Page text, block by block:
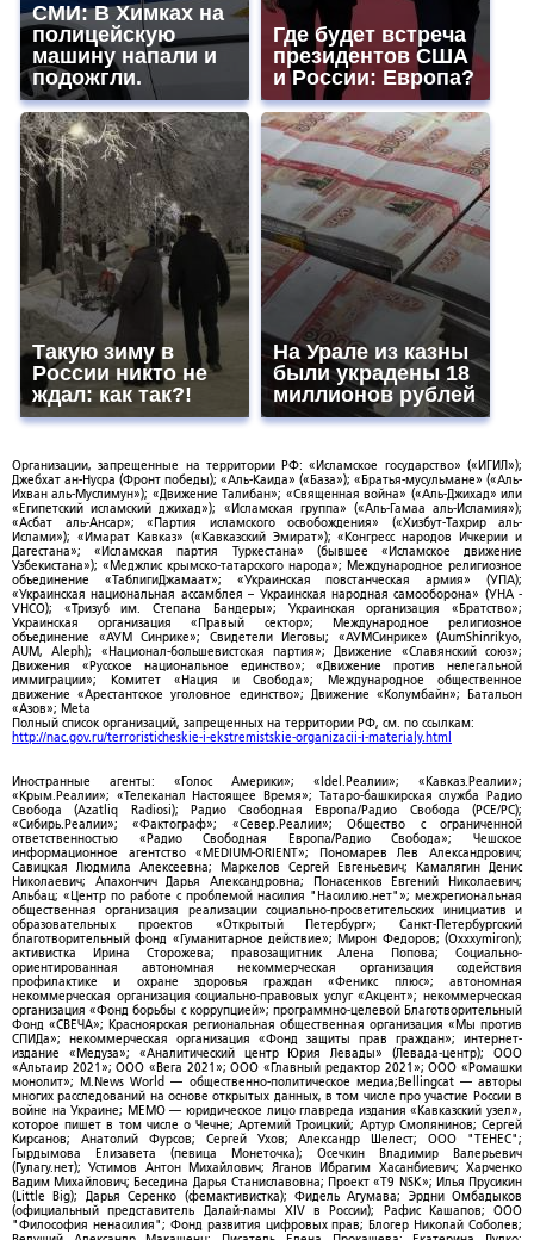
СМИ: В Химках на
полицейскую
машину напали и
подожгли.
Где будет встреча
президентов США
и России: Европа?
Такую зиму в
России никто не
ждал: как так?!
На Урале из казны
были украдены 18
миллионов рублей
Организации, запрещенные на территории РФ: «Исламское государство» («ИГИЛ»);
Джебхат ан-Нусра (Фронт победы); «Аль-Каида» («База»); «Братья-мусульмане» («Аль-
Ихван аль-Муслимун»); «Движение Талибан»; «Священная война» («Аль-Джихад» или
«Египетский исламский джихад»); «Исламская группа» («Аль-Гамаа аль-Исламия»);
«Асбат аль-Ансар»; «Партия исламского освобождения» («Хизбут-Тахрир аль-
Ислами»); «Имарат Кавказ» («Кавказский Эмират»); «Конгресс народов Ичкерии и
Дагестана»; «Исламская партия Туркестана» (бывшее «Исламское движение
Узбекистана»); «Меджлис крымско-татарского народа»; Международное религиозное
объединение «ТаблигиДжамаат»; «Украинская повстанческая армия» (УПА);
«Украинская национальная ассамблея – Украинская народная самооборона» (УНА -
УНСО); «Тризуб им. Степана Бандеры»; Украинская организация «Братство»;
Украинская организация «Правый сектор»; Международное религиозное
объединение «АУМ Синрике»; Свидетели Иеговы; «АУМСинрике» (AumShinrikyo,
AUM, Aleph); «Национал-большевистская партия»; Движение «Славянский союз»;
Движения «Русское национальное единство»; «Движение против нелегальной
иммиграции»; Комитет «Нация и Свобода»; Международное общественное
движение «Арестантское уголовное единство»; Движение «Колумбайн»; Батальон
«Азов»; Meta
Полный список организаций, запрещенных на территории РФ, см. по ссылкам:
http://nac.gov.ru/terroristicheskie-i-ekstremistskie-organizacii-i-materialy.html
Иностранные агенты: «Голос Америки»; «Idel.Реалии»; «Кавказ.Реалии»;
«Крым.Реалии»; «Телеканал Настоящее Время»; Татаро-башкирская служба Радио
Свобода (Azatliq Radiosi); Радио Свободная Европа/Радио Свобода (PCE/PC);
«Сибирь.Реалии»; «Фактограф»; «Север.Реалии»; Общество с ограниченной
ответственностью «Радио Свободная Европа/Радио Свобода»; Чешское
информационное агентство «MEDIUM-ORIENT»; Пономарев Лев Александрович;
Савицкая Людмила Алексеевна; Маркелов Сергей Евгеньевич; Камалягин Денис
Николаевич; Апахончич Дарья Александровна; Понасенков Евгений Николаевич;
Альбац; «Центр по работе с проблемой насилия "Насилию.нет"»; межрегиональная
общественная организация реализации социально-просветительских инициатив и
образовательных проектов «Открытый Петербург»; Санкт-Петербургский
благотворительный фонд «Гуманитарное действие»; Мирон Федоров; (Oxxxymiron);
активистка Ирина Сторожева; правозащитник Алена Попова; Социально-
ориентированная автономная некоммерческая организация содействия
профилактике и охране здоровья граждан «Феникс плюс»; автономная
некоммерческая организация социально-правовых услуг «Акцент»; некоммерческая
организация «Фонд борьбы с коррупцией»; программно-целевой Благотворительный
Фонд «СВЕЧА»; Красноярская региональная общественная организация «Мы против
СПИДа»; некоммерческая организация «Фонд защиты прав граждан»; интернет-
издание «Медуза»; «Аналитический центр Юрия Левады» (Левада-центр); ООО
«Альтаир 2021»; ООО «Вега 2021»; ООО «Главный редактор 2021»; ООО «Ромашки
монолит»; M.News World — общественно-политическое медиа;Bellingcat — авторы
многих расследований на основе открытых данных, в том числе про участие России в
войне на Украине; МЕМО — юридическое лицо главреда издания «Кавказский узел»,
которое пишет в том числе о Чечне; Артемий Троицкий; Артур Смолянинов; Сергей
Кирсанов; Анатолий Фурсов; Сергей Ухов; Александр Шелест; ООО "ТЕНЕС";
Гырдымова Елизавета (певица Монеточка); Осечкин Владимир Валерьевич
(Гулагу.нет); Устимов Антон Михайлович; Яганов Ибрагим Хасанбиевич; Харченко
Вадим Михайлович; Беседина Дарья Станиславовна; Проект «T9 NSK»; Илья Прусикин
(Little Big); Дарья Серенко (фемактивистка); Фидель Агумава; Эрдни Омбадыков
(официальный представитель Далай-ламы XIV в России); Рафис Кашапов; ООО
"Философия ненасилия"; Фонд развития цифровых прав; Блогер Николай Соболев;